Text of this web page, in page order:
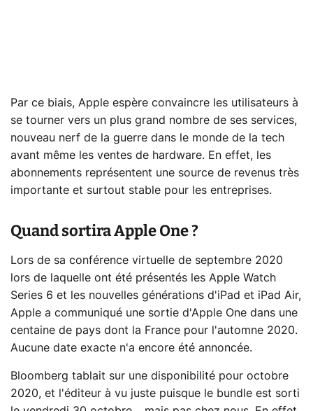
Par ce biais, Apple espère convaincre les utilisateurs à
se tourner vers un plus grand nombre de ses services,
nouveau nerf de la guerre dans le monde de la tech
avant même les ventes de hardware. En effet, les
abonnements représentent une source de revenus très
importante et surtout stable pour les entreprises.
Quand sortira Apple One ?
Lors de sa conférence virtuelle de septembre 2020
lors de laquelle ont été présentés les Apple Watch
Series 6 et les nouvelles générations d'iPad et iPad Air,
Apple a communiqué une sortie d'Apple One dans une
centaine de pays dont la France pour l'automne 2020.
Aucune date exacte n'a encore été annoncée.
Bloomberg tablait sur une disponibilité pour octobre
2020, et l'éditeur à vu juste puisque le bundle est sorti